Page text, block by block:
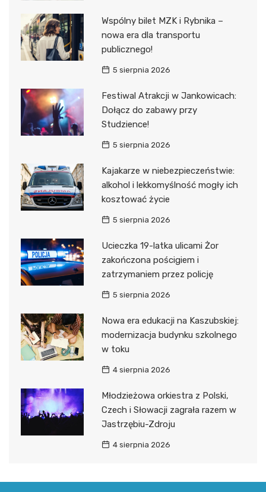
Wspólny bilet MZK i Rybnika –
nowa era dla transportu
publicznego!
5 sierpnia 2026
Festiwal Atrakcji w Jankowicach:
Dołącz do zabawy przy
Studzience!
5 sierpnia 2026
Kajakarze w niebezpieczeństwie:
alkohol i lekkomyślność mogły ich
kosztować życie
5 sierpnia 2026
Ucieczka 19-latka ulicami Żor
zakończona pościgiem i
zatrzymaniem przez policję
5 sierpnia 2026
Nowa era edukacji na Kaszubskiej:
modernizacja budynku szkolnego
w toku
4 sierpnia 2026
Młodzieżowa orkiestra z Polski,
Czech i Słowacji zagrała razem w
Jastrzębiu-Zdroju
4 sierpnia 2026